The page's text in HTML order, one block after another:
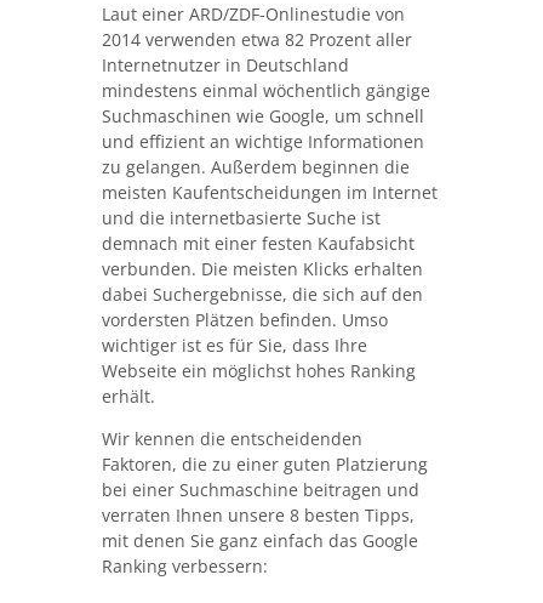
Laut einer ARD/ZDF-Onlinestudie von
2014 verwenden etwa 82 Prozent aller
Internetnutzer in Deutschland
mindestens einmal wöchentlich gängige
Suchmaschinen wie Google, um schnell
und effizient an wichtige Informationen
zu gelangen. Außerdem beginnen die
meisten Kaufentscheidungen im Internet
und die internetbasierte Suche ist
demnach mit einer festen Kaufabsicht
verbunden. Die meisten Klicks erhalten
dabei Suchergebnisse, die sich auf den
vordersten Plätzen befinden. Umso
wichtiger ist es für Sie, dass Ihre
Webseite ein möglichst hohes Ranking
erhält.
Wir kennen die entscheidenden
Faktoren, die zu einer guten Platzierung
bei einer Suchmaschine beitragen und
verraten Ihnen unsere 8 besten Tipps,
mit denen Sie ganz einfach das Google
Ranking verbessern: